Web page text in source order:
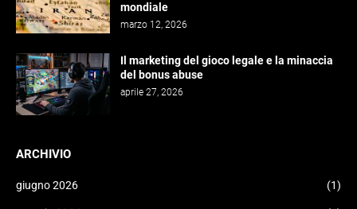
mondiale
marzo 12, 2026
Il marketing del gioco legale e la minaccia
del bonus abuse
aprile 27, 2026
ARCHIVIO
giugno 2026 (1)